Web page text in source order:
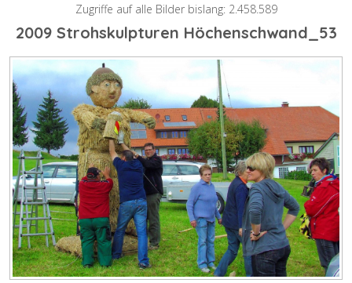
Zugriffe auf alle Bilder bislang: 2.458.589
2009 Strohskulpturen Höchenschwand_53